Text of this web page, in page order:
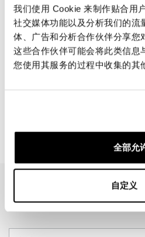
我们使用 Cookie 来制作贴合用
社交媒体功能以及分析我们的流
体、广告和分析合作伙伴分享您
这些合作伙伴可能会将此类信息
您使用其服务的过程中收集的其
全部允
自定义
EMAIL
订阅我们